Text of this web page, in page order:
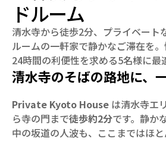
ドルーム
清水寺から徒歩2分、プライベート
ルームの一軒家で静かなご滞在を
24時間の利便性を求める5名様に最
清水寺のそばの路地に、
Private Kyoto House は清水寺エ
ら寺の門まで徒歩約2分です。静か
中の坂道の人波も、ここまではほと